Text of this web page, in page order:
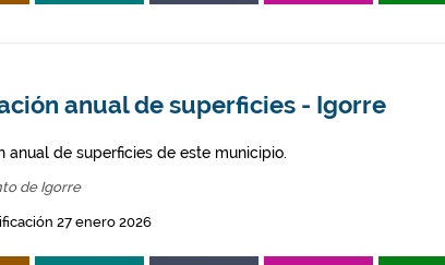
anual de superficies - Igorre
anual de superficies de este municipio.
de Igorre
27 enero 2026